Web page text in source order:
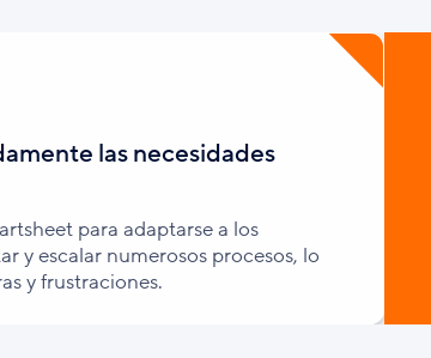
las necesidades
para adaptarse a los
y escalar numerosos procesos, lo
y frustraciones.